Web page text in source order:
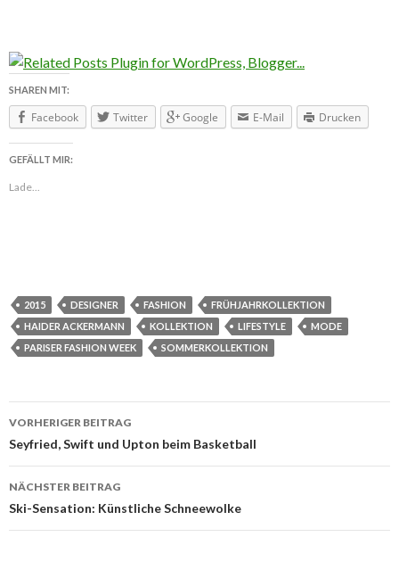
SHAREN MIT:
Facebook Twitter Google E-Mail Drucken
GEFÄLLT MIR:
Lade...
2015 DESIGNER FASHION
FRÜHJAHRKOLLEKTION
HAIDER ACKERMANN
KOLLEKTION LIFESTYLE
MODE
PARISER FASHION WEEK
SOMMERKOLLEKTION
Beitragsnavigation
VORHERIGER BEITRAG
Seyfried, Swift und Upton beim Basketball
NÄCHSTER BEITRAG
Ski-Sensation: Künstliche Schneewolke